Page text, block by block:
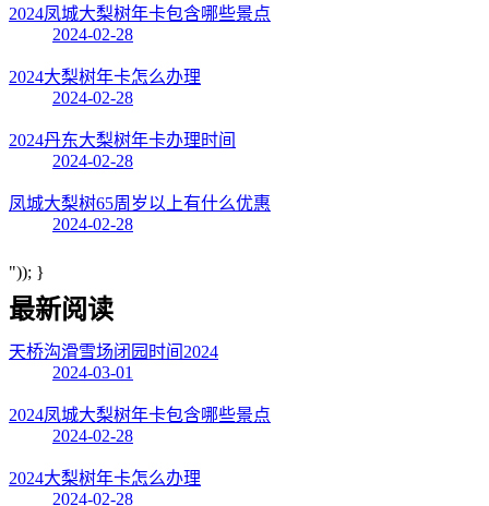
2024凤城大梨树年卡包含哪些景点
2024-02-28
2024大梨树年卡怎么办理
2024-02-28
2024丹东大梨树年卡办理时间
2024-02-28
凤城大梨树65周岁以上有什么优惠
2024-02-28
")); }
最新阅读
天桥沟滑雪场闭园时间2024
2024-03-01
2024凤城大梨树年卡包含哪些景点
2024-02-28
2024大梨树年卡怎么办理
2024-02-28